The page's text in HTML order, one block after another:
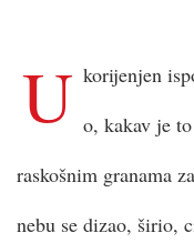
U korijenjen
o, kakav je
raskošnim granama
nebu se dizao, širio,